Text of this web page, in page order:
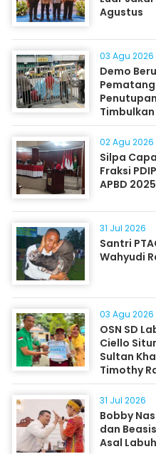
Agustus
03 Agu 2026
Demo
02 Agu 2026
Silpa
Fraksi
APBD 2025
31 Jul 2026
Santri
Wahyudi
03 Agu 2026
OSN SD
Ciello
Sultan
Timothy
31 Jul 2026
Bobby
dan
Asal